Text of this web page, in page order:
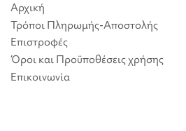
Αρχική
Τρόποι Πληρωμής-Αποστολής
Επιστροφές
Όροι και Προϋποθέσεις χρήσης
Επικοινωνία